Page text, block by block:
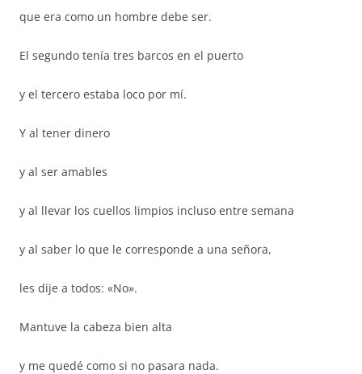
que era como un hombre debe ser.
El segundo tenía tres barcos en el puerto
y el tercero estaba loco por mí.
Y al tener dinero
y al ser amables
y al llevar los cuellos limpios incluso entre semana
y al saber lo que le corresponde a una señora,
les dije a todos: «No».
Mantuve la cabeza bien alta
y me quedé como si no pasara nada.